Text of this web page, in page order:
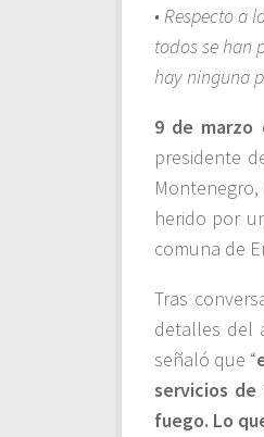
• Respecto a
todos se han
hay ninguna
9 de marzo
presidente
herido por
comuna de
Tras
detalles del
señaló que “
servicios
fuego. Lo